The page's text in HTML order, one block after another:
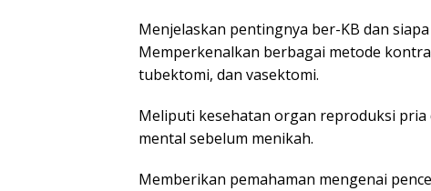
Menjelaskan pentingnya ber-KB dan
Memperkenalkan berbagai metode
tubektomi, dan vasektomi.
Meliputi kesehatan organ reproduksi
mental sebelum menikah.
Memberikan pemahaman mengenai